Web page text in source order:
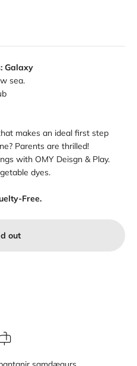
Galaxy
sea.
makes an ideal first step
Parents are thrilled!
with OMY Deisgn & Play.
dyes.
Free.
out